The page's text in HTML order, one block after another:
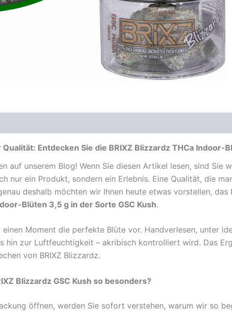
Entdecken Sie die BRIXZ Blizzardz THCa Indoor-
auf unserem Blog! Wenn Sie diesen Artikel lesen, sind
nur ein Produkt, sondern ein Erlebnis. Eine Qualität, die
deshalb möchten wir Ihnen heute etwas vorstellen,
Blüten 3,5 g in der Sorte GSC Kush.
einen Moment die perfekte Blüte vor. Handverlesen, unter
hin zur Luftfeuchtigkeit – akribisch kontrolliert wird. Das
von BRIXZ Blizzardz.
Blizzardz GSC Kush so besonders?
öffnen, werden Sie sofort verstehen, warum wir so